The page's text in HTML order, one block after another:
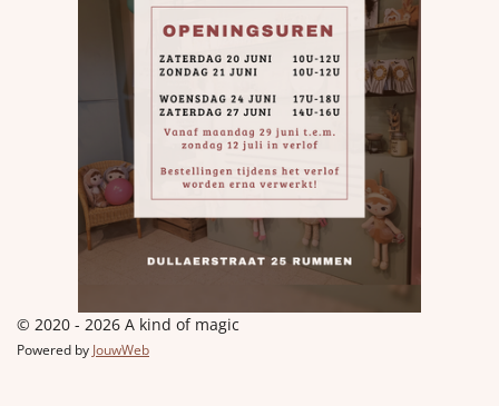
© 2020 - 2026 A kind of magic
Powered by JouwWeb